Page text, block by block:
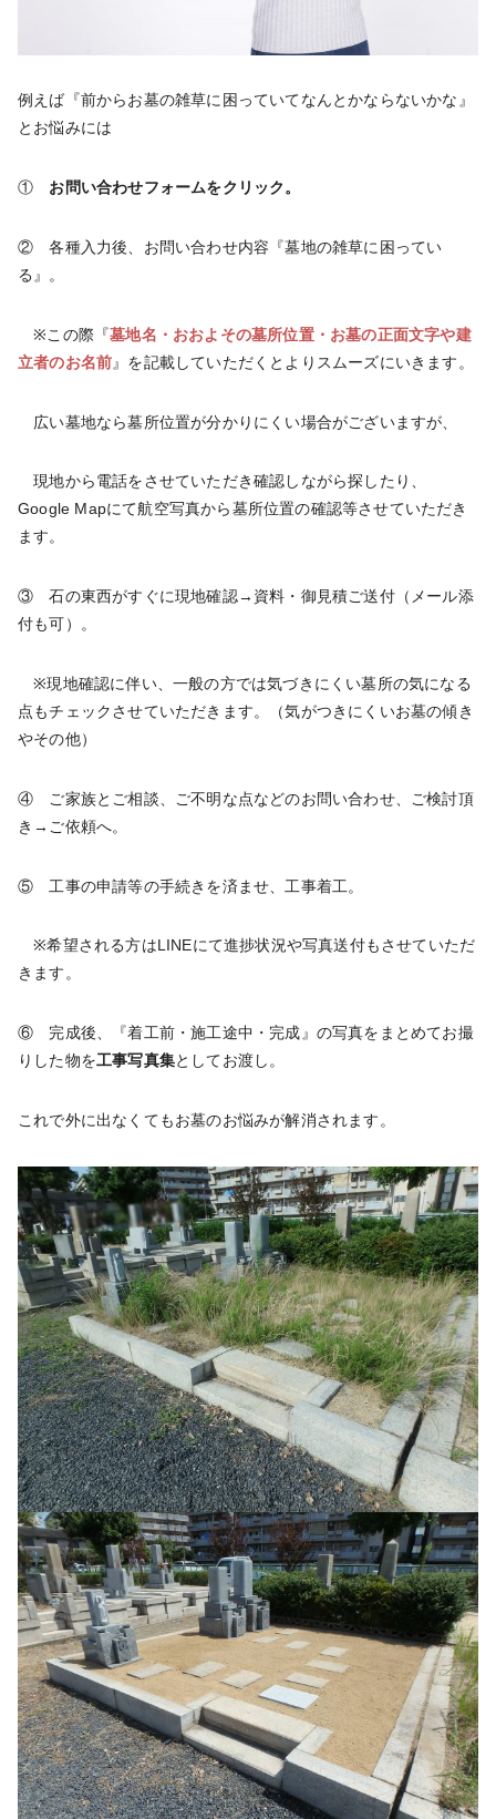
例えば『前からお墓の雑草に困っていてなんとかならないかな』
とお悩みには
① お問い合わせフォームをクリック。
② 各種入力後、お問い合わせ内容『墓地の雑草に困ってい
る』。
※この際『墓地名・おおよその墓所位置・お墓の正面文字や建
立者のお名前』を記載していただくとよりスムーズにいきます。
広い墓地なら墓所位置が分かりにくい場合がございますが、
現地から電話をさせていただき確認しながら探したり、
Google Mapにて航空写真から墓所位置の確認等させていただき
ます。
③ 石の東西がすぐに現地確認→資料・御見積ご送付（メール添
付も可）。
※現地確認に伴い、一般の方では気づきにくい墓所の気になる
点もチェックさせていただきます。（気がつきにくいお墓の傾き
やその他）
④ ご家族とご相談、ご不明な点などのお問い合わせ、ご検討頂
き→ご依頼へ。
⑤ 工事の申請等の手続きを済ませ、工事着工。
※希望される方はLINEにて進捗状況や写真送付もさせていただ
きます。
⑥ 完成後、『着工前・施工途中・完成』の写真をまとめてお撮
りした物を工事写真集としてお渡し。
これで外に出なくてもお墓のお悩みが解消されます。